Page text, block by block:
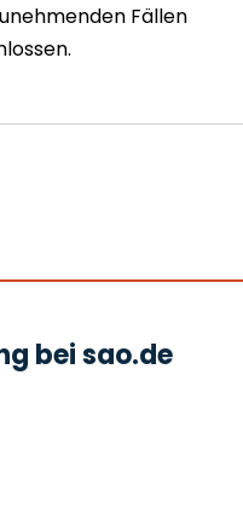
Fällen
bei sao.de